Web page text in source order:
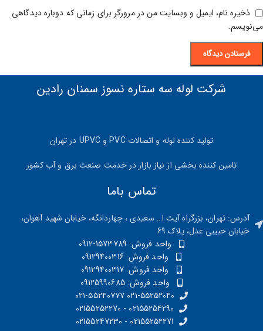
ذخیره نام، ایمیل و وبسایت من در مرورگر برای زمانی که دوباره دیدگاهی
می‌نویسم.
شرکت لوله سه ستاره نسوز سمنان رادین
تولید کننده لوله و اتصالات PVC و UPVC در تهران
تامین کننده بخشی از نیاز بازار در خدمت صنعت برق و آب کشور
تماس باما
آدرس: تهران، بزرگراه آیت ا… سعیدی ، چهاردانگه، خیابان شهید آهوان،
خیابان حبیبی عدل، پلاک 69
واحد فروش: 1573789-0912
واحد فروش: 09129400316
واحد فروش: 09129400317
واحد فروش: 09125990685
۰۲۱-۵۵۲۵۲۰۴۰ ۰۲۱-۵۵۲۴۰۷۷۷
02155254290 - 02155252270
02155252271 - 02155247230